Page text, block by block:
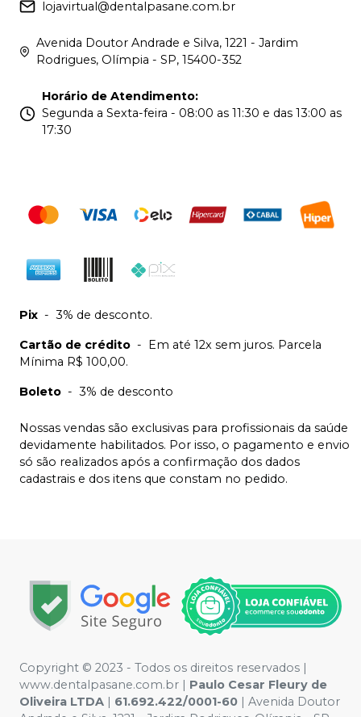
lojavirtual@dentalpasane.com.br
Avenida Doutor Andrade e Silva, 1221 - Jardim
Rodrigues, Olímpia - SP, 15400-352
Horário de Atendimento:
Segunda a Sexta-feira - 08:00 as 11:30 e das 13:00 as
17:30
Pix - 3% de desconto.
Cartão de crédito - Em até 12x sem juros. Parcela
Mínima R$ 100,00.
Boleto - 3% de desconto
Nossas vendas são exclusivas para profissionais da saúde
devidamente habilitados. Por isso, o pagamento e envio
só são realizados após a confirmação dos dados
cadastrais e dos itens que constam no pedido.
Copyright © 2023 - Todos os direitos reservados |
www.dentalpasane.com.br | Paulo Cesar Fleury de
Oliveira LTDA | 61.692.422/0001-60 | Avenida Doutor